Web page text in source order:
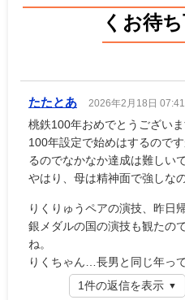
くお待ち
たたとあ 2026年2月18日 07:41
桃鉄100年おめでとうござい
100年設定で始めはするので
るのでなかなか達成は難しい
やはり、母は精神面で強しな
りくりゅうペアの演技、昨日
銀メダルの国の演技も観たの
ね。
りくちゃん…長男と同じ年っ
1件の返信を表示